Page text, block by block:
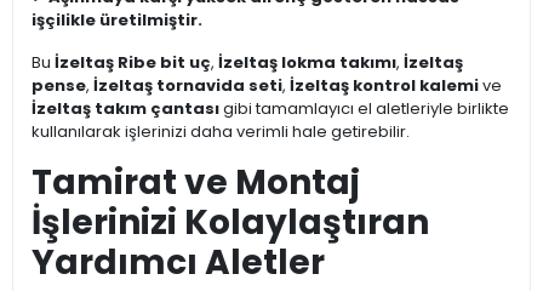
işçilikle üretilmiştir.
Bu İzeltaş Ribe bit uç, İzeltaş lokma takımı, İzeltaş
pense, İzeltaş tornavida seti, İzeltaş kontrol kalemive
İzeltaş takım çantasıgibi tamamlayıcı el aletleriyle birlikte
kullanılarak işlerinizi daha verimli hale getirebilir.
Tamirat ve Montaj
İşlerinizi Kolaylaştıran
Yardımcı Aletler